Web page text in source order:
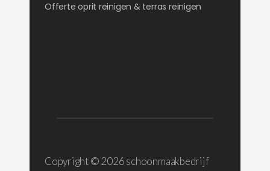
Offerte oprit reinigen & terras reinigen
Copyright © 2026 schoonmaakbedrijf